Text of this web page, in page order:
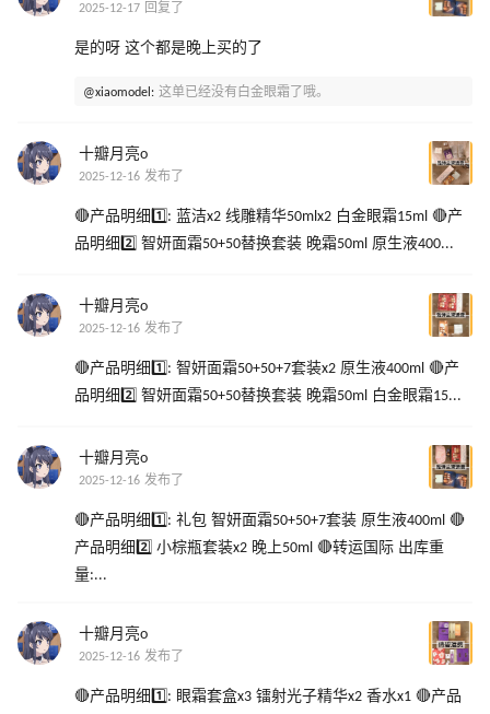
2025-12-17 回复了
是的呀 这个都是晚上买的了
@xiaomodel: 这单已经没有白金眼霜了哦。
十瓣月亮o
2025-12-16 发布了
🔴产品明细1️⃣: 蓝洁x2 线雕精华50mlx2 白金眼霜15ml 🔴产
品明细2️⃣ 智妍面霜50+50替换套装 晚霜50ml 原生液400...
十瓣月亮o
2025-12-16 发布了
🔴产品明细1️⃣: 智妍面霜50+50+7套装x2 原生液400ml 🔴产
品明细2️⃣ 智妍面霜50+50替换套装 晚霜50ml 白金眼霜15...
十瓣月亮o
2025-12-16 发布了
🔴产品明细1️⃣: 礼包 智妍面霜50+50+7套装 原生液400ml 🔴
产品明细2️⃣ 小棕瓶套装x2 晚上50ml 🔴转运国际 出库重
量:...
十瓣月亮o
2025-12-16 发布了
🔴产品明细1️⃣: 眼霜套盒x3 镭射光子精华x2 香水x1 🔴产品